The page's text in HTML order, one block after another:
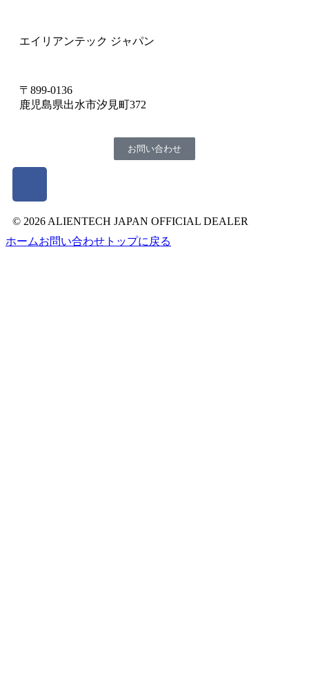
エイリアンテック ジャパン
〒899-0136
鹿児島県出水市汐見町372
お問い合わせ
© 2026 ALIENTECH JAPAN OFFICIAL DEALER
ホームお問い合わせ トップに戻る